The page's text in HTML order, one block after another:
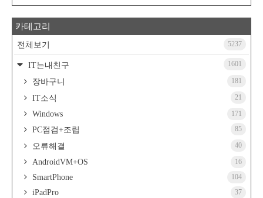
카테고리
전체보기 5237
IT는내친구 1601
장바구니 181
IT소식 21
Windows 171
PC점검+조립 85
오류해결 40
AndroidVM+OS 16
SmartPhone 104
iPadPro 37